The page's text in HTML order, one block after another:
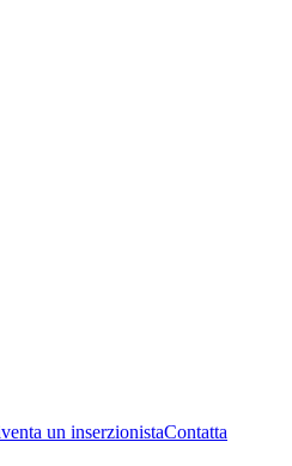
un inserzionistaContatta